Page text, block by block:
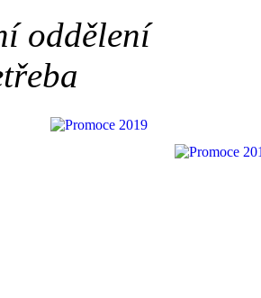
oddělení